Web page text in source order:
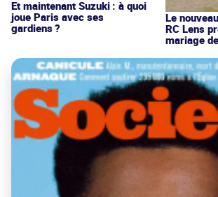
Et maintenant Suzuki : à quoi
joue Paris avec ses
gardiens ?
Le
RC Lens
mariage